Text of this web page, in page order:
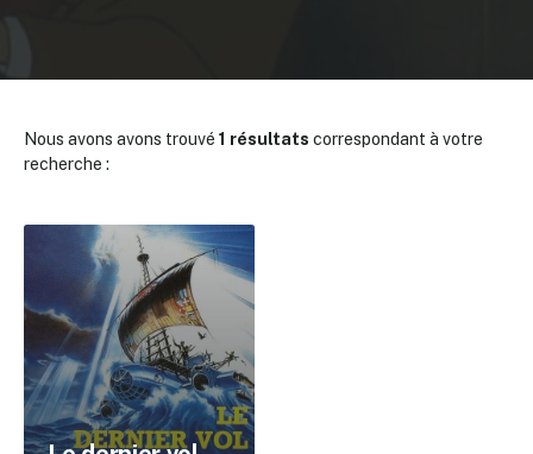
Nous avons avons trouvé 1 résultats correspondant à votre
recherche :